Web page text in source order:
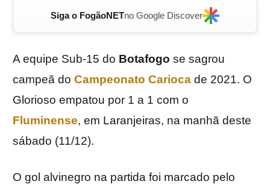
Siga o FogãoNETno Google Discover
A equipe Sub-15 do Botafogo se sagrou
campeã do Campeonato Carioca de 2021. O
Glorioso empatou por 1 a 1 com o
Fluminense, em Laranjeiras, na manhã deste
sábado (11/12).
O gol alvinegro na partida foi marcado pelo